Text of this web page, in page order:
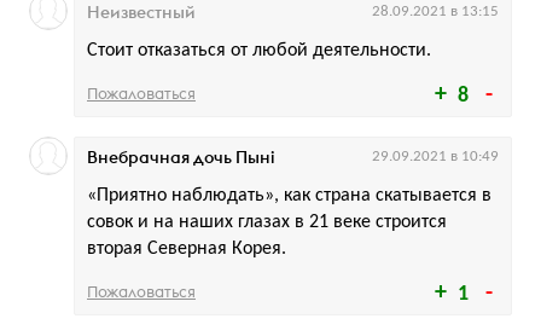
8
Стоит отказаться от любой деятельности.
Неизвестный 28.09.2021 в 13:15
Пожаловаться
1
«Приятно наблюдать», как страна скатывается в
совок и на наших глазах в 21 веке строится
вторая Северная Корея.
Внебрачная дочь Пынi 29.09.2021 в 10:49
Пожаловаться